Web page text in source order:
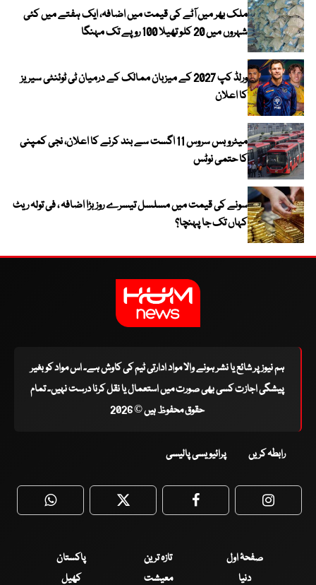
ملک بھر میں آٹے کی قیمت میں اضافہ، ایک ہفتے میں کئی
شہروں میں 20 کلو تھیلا 100 روپے تک مہنگا
ورلڈ کپ 2027 کے میزبان ممالک کے درمیان ٹی ٹوئنٹی سیریز
کا اعلان
میٹرو بس سروس 11 اگست سے بند کرنے کا اعلان، نجی کمپنی
کا حتمی نوٹس
سونے کی قیمت میں مسلسل تیسرے روز بڑا اضافہ ، فی تولہ ریٹ
کہاں تک جا پہنچا؟
ہم نیوز پر شائع یا نشر ہونے والا مواد ادارتی ٹیم کی کاوش ہے۔ اس مواد کو بغیر
پیشگی اجازت کسی بھی صورت میں استعمال یا نقل کرنا درست نہیں۔ تمام
حقوق محفوظ ہیں © 2026
رابطہ کریں پرائیویسی پالیسی
WhatsApp Twitter Facebook
صفحۂ اول تازہ ترین
پاکستان
دنیا
معیشت کھیل